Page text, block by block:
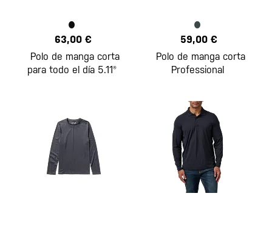
63,00 €
Polo de manga corta
para todo el día 5.11®
59,00 €
Polo de manga corta
Professional